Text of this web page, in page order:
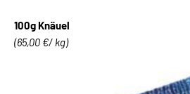
100g Knäuel
(65,00 €/ kg)